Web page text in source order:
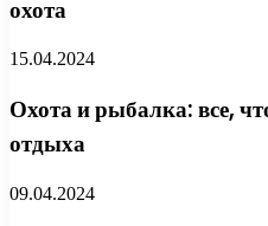
охота
15.04.2024
Охота и рыбалка: все,
отдыха
09.04.2024